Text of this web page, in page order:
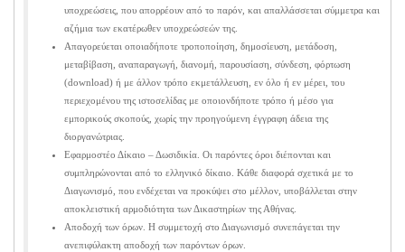
υποχρεώσεις, που απορρέουν από το παρόν, και απαλλάσσεται σύμμετρα και
αζήμια των εκατέρωθεν υποχρεώσεών της.
Απαγορεύεται οποιαδήποτε τροποποίηση, δημοσίευση, μετάδοση,
μεταβίβαση, αναπαραγωγή, διανομή, παρουσίαση, σύνδεση, φόρτωση
(download) ή με άλλον τρόπο εκμετάλλευση, εν όλο ή εν μέρει, του
περιεχομένου της ιστοσελίδας με οποιονδήποτε τρόπο ή μέσο για
εμπορικούς σκοπούς, χωρίς την προηγούμενη έγγραφη άδεια της
διοργανώτριας.
Εφαρμοστέο Δίκαιο – Δωσιδικία. Οι παρόντες όροι διέπονται και
συμπληρώνονται από το ελληνικό δίκαιο. Κάθε διαφορά σχετικά με το
Διαγωνισμό, που ενδέχεται να προκύψει στο μέλλον, υποβάλλεται στην
αποκλειστική αρμοδιότητα των Δικαστηρίων της Αθήνας.
Αποδοχή των όρων. Η συμμετοχή στο Διαγωνισμό συνεπάγεται την
ανεπιφύλακτη αποδοχή των παρόντων όρων.